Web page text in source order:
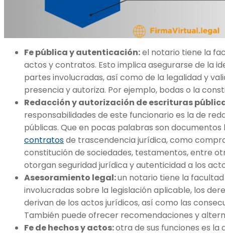
Fe pública y autenticación:el notario tiene la
actos y contratos. Esto implica asegurarse de la
partes involucradas, así como de la legalidad y
presencia y autoriza. Por ejemplo, bodas o la
Redacción y autorización de escrituras
responsabilidades de este funcionario es la de
públicas. Que en pocas palabras son
contratosde trascendencia jurídica, como
constitución de sociedades, testamentos, entre
otorgan seguridad jurídica y autenticidad a los
Asesoramiento legal:un notario tiene la
involucradas sobre la legislación aplicable, los
derivan de los actos jurídicos, así como las
También puede ofrecer recomendaciones y
Fe de hechos y actos:otra de sus funciones es la